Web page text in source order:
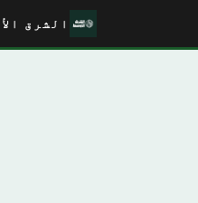
الشرق